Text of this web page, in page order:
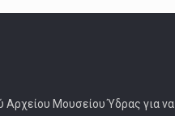
Αρχείου Μουσείου Ύδρας για να